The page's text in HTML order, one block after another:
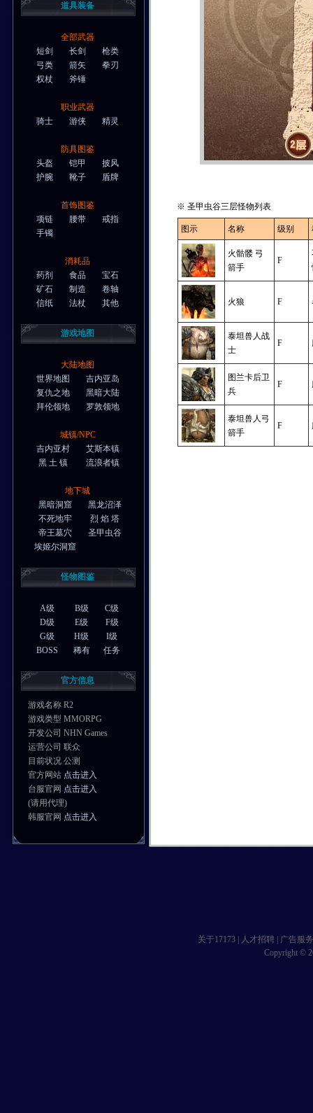
道具装备
全部武器
短剑
长剑
枪类
弓类
箭矢
拳刃
权杖
斧锤
职业武器
骑士
游侠 精灵
防具图鉴
头盔
铠甲
披风
护腕
靴子 盾牌
首饰图鉴
项链
腰带
戒指
手镯
消耗品
药剂
食品
宝石
矿石
制造
卷轴
信纸
法杖 其他
游戏地图
大陆地图
世界地图
吉内亚岛
复仇之地
黑暗大陆
拜伦领地
罗敦领地
城镇/NPC
吉内亚村
艾斯本镇
黑 土 镇
流浪者镇
地下城
黑暗洞窟
黑龙沼泽
不死地牢
烈 焰 塔
帝王墓穴
圣甲虫谷
埃姬尔洞窟
怪物图鉴
A级 B级
C级
D级
E级
F级
G级
H级
I级
BOSS
稀有 任务
官方信息
游戏名称 R2
游戏类型 MMORPG
开发公司 NHN Games
运营公司 联众
目前状况 公测
官方网站 点击进入
台服官网 点击进入
(请用代理)
韩服官网 点击进入
※ 圣甲虫谷三层怪物列表
图示 名称 级别
火骷髅 弓
箭手
F
火狼 F
泰坦兽人战
士
F
图兰卡后卫
兵
F
泰坦兽人弓
箭手
F
关于17173 人才招聘
广告服务
Copyright ©